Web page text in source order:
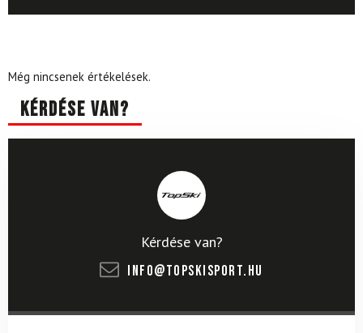
Még nincsenek értékelések.
Kérdése van?
Kérdése van?
info@topskisport.hu